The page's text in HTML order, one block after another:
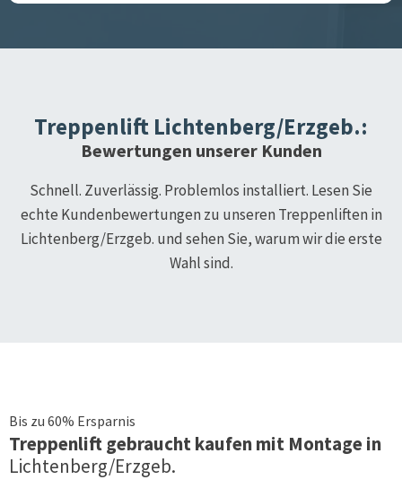
Treppenlift Lichtenberg/Erzgeb.:
Bewertungen unserer Kunden
Schnell. Zuverlässig. Problemlos installiert. Lesen Sie
echte Kundenbewertungen zu unseren Treppenliften in
Lichtenberg/Erzgeb. und sehen Sie, warum wir die erste
Wahl sind.
Bis zu 60% Ersparnis
Treppenliftgebraucht kaufen mit Montage in
Lichtenberg/Erzgeb.